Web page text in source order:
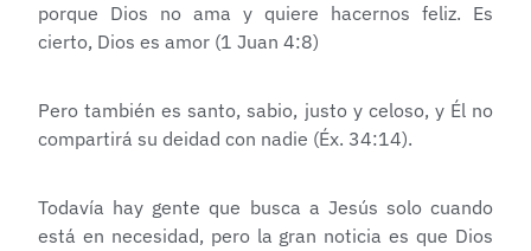
porque Dios no ama y quiere hacernos feliz. Es
cierto, Dios es amor (1 Juan 4:8)
Pero también es santo, sabio, justo y celoso, y Él no
compartirá su deidad con nadie (Éx. 34:14).
Todavía hay gente que busca a Jesús solo cuando
está en necesidad, pero la gran noticia es que Dios